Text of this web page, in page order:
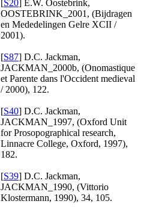
[S20] E.W. Oostebrink,
OOSTEBRINK_2001, (Bijdragen
en Mededelingen Gelre XCII /
2001).
[S87] D.C. Jackman,
JACKMAN_2000b, (Onomastique
et Parente dans l'Occident medieval
/ 2000), 122.
[S40] D.C. Jackman,
JACKMAN_1997, (Oxford Unit
for Prosopographical research,
Linnacre College, Oxford, 1997),
182.
[S39] D.C. Jackman,
JACKMAN_1990, (Vittorio
Klostermann, 1990), 34, 105.